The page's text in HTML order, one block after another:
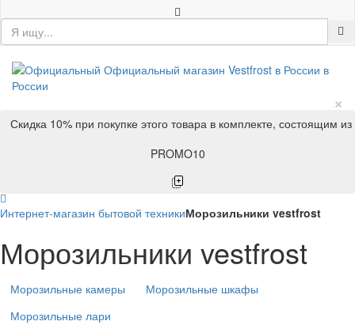
×
Скидка 10% при покупке этого товара в комплекте, состоящим
PROMO10
Интернет-магазин бытовой техникиМорозильники vestfrost
Морозильники vestfrost
Морозильные камеры
Морозильные шкафы
Морозильные лари